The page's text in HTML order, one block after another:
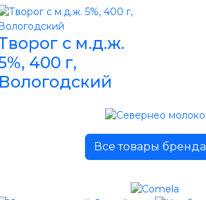
с м.д.ж.
400 г,
Все товары бренда